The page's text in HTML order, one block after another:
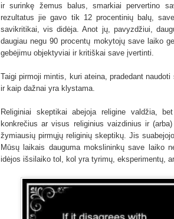
ir surinkę žemus balus, smarkiai pervertino
rezultatus jie gavo tik 12 procentinių balų,
savikritikai, vis didėja. Anot jų, pavyzdžiui,
daugiau negu 90 procentų mokytojų save laiko
gebėjimu objektyviai ir kritiškai save įvertinti.
Taigi pirmoji mintis, kuri ateina, pradedant
ir kaip dažnai yra klystama.
Religiniai skeptikai abejoja religine valdžia,
konkrečius ar visus religinius vaizdinius ir
žymiausių pirmųjų religinių skeptikų. Jis
Mūsų laikais dauguma mokslininkų save laiko
idėjos išsilaiko tol, kol yra tyrimų, eksperimentų,